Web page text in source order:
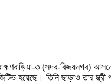
৩ (সদর-বিজয়নগর)
হয়েছে। তিনি ছাড়াও তার